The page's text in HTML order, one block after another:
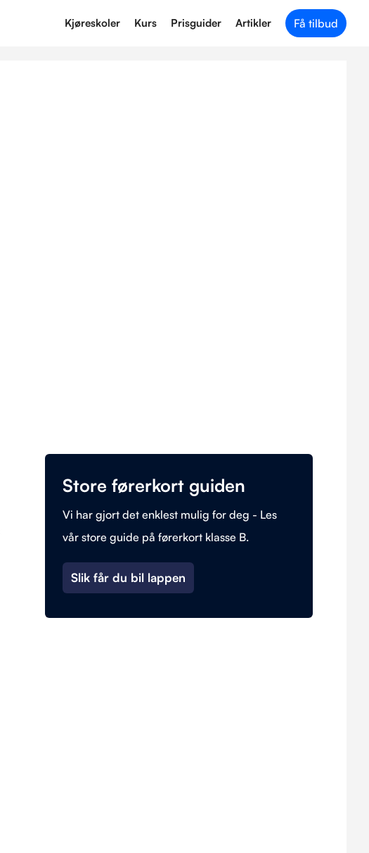
Kjøreskoler Kurs Prisguider Artikler Få tilbud
Store førerkort guiden
Vi har gjort det enklest mulig for deg - Les
vår store guide på førerkort klasse B.
Slik får du bil lappen